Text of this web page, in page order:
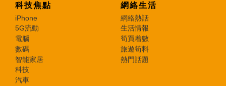
科技焦點
iPhone
5G流動
電腦
數碼
智能家居
科技
汽車
網絡生活
網絡熱話
生活情報
筍買着數
旅遊筍料
熱門話題